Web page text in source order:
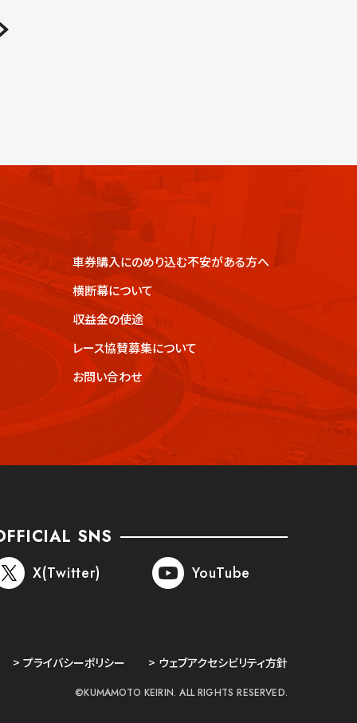
車券購入にのめり込む不安がある方へ
横断幕について
収益金の使途
レース協賛募集について
お問い合わせ
SNS
X(Twitter) YouTube
プライバシーポリシー ウェブアクセシビリティ方針
©KUMAMOTO KEIRIN. ALL RIGHTS RESERVED.